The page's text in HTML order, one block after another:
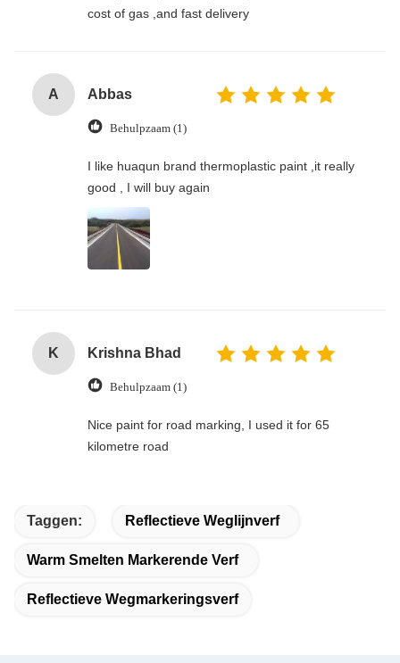
cost of gas ,and fast delivery
A Abbas
Behulpzaam (1)
I like huaqun brand thermoplastic paint ,it really
good , I will buy again
K Krishna Bhad
Behulpzaam (1)
Nice paint for road marking, I used it for 65
kilometre road
Taggen: Reflectieve Weglijnverf
Warm Smelten Markerende Verf
Reflectieve Wegmarkeringsverf